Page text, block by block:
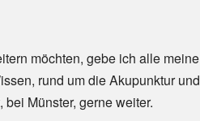
möchten, gebe ich alle meine
rund um die Akupunktur und
Münster, gerne weiter.